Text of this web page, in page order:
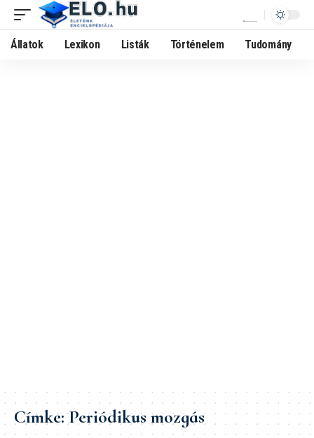
Állatok Lexikon Listák Történelem Tudomány
Címke:Periódikus mozgás